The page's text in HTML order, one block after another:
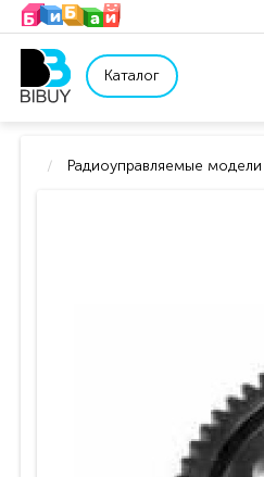
Каталог
Радиоуправляемые модели